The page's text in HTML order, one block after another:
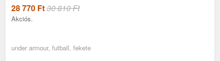
28 770 Ft30 810 Ft
Akciós.
under armour, futball, fekete